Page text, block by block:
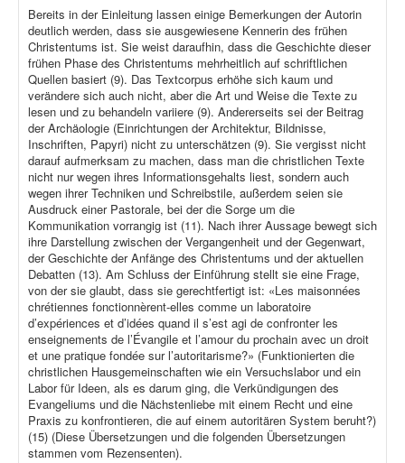
Bereits in der Einleitung lassen einige Bemerkungen der Autorin
deutlich werden, dass sie ausgewiesene Kennerin des frühen
Christentums ist. Sie weist daraufhin, dass die Geschichte dieser
frühen Phase des Christentums mehrheitlich auf schriftlichen
Quellen basiert (9). Das Textcorpus erhöhe sich kaum und
verändere sich auch nicht, aber die Art und Weise die Texte zu
lesen und zu behandeln variiere (9). Andererseits sei der Beitrag
der Archäologie (Einrichtungen der Architektur, Bildnisse,
Inschriften, Papyri) nicht zu unterschätzen (9). Sie vergisst nicht
darauf aufmerksam zu machen, dass man die christlichen Texte
nicht nur wegen ihres Informationsgehalts liest, sondern auch
wegen ihrer Techniken und Schreibstile, außerdem seien sie
Ausdruck einer Pastorale, bei der die Sorge um die
Kommunikation vorrangig ist (11). Nach ihrer Aussage bewegt sich
ihre Darstellung zwischen der Vergangenheit und der Gegenwart,
der Geschichte der Anfänge des Christentums und der aktuellen
Debatten (13). Am Schluss der Einführung stellt sie eine Frage,
von der sie glaubt, dass sie gerechtfertigt ist: «Les maisonnées
chrétiennes fonctionnèrent-elles comme un laboratoire
d’expériences et d’idées quand il s’est agi de confronter les
enseignements de l’Évangile et l’amour du prochain avec un droit
et une pratique fondée sur l’autoritarisme?» (Funktionierten die
christlichen Hausgemeinschaften wie ein Versuchslabor und ein
Labor für Ideen, als es darum ging, die Verkündigungen des
Evangeliums und die Nächstenliebe mit einem Recht und eine
Praxis zu konfrontieren, die auf einem autoritären System beruht?)
(15) (Diese Übersetzungen und die folgenden Übersetzungen
stammen vom Rezensenten).